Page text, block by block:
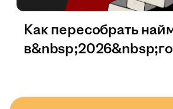
Как пересобрать